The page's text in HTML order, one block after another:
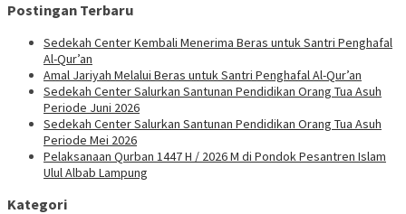
Postingan Terbaru
Sedekah Center Kembali Menerima Beras untuk Santri Penghafal
Al-Qur’an
Amal Jariyah Melalui Beras untuk Santri Penghafal Al-Qur’an
Sedekah Center Salurkan Santunan Pendidikan Orang Tua Asuh
Periode Juni 2026
Sedekah Center Salurkan Santunan Pendidikan Orang Tua Asuh
Periode Mei 2026
Pelaksanaan Qurban 1447 H / 2026 M di Pondok Pesantren Islam
Ulul Albab Lampung
Kategori